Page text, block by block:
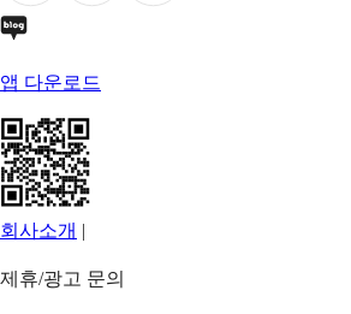
앱 다운로드
회사소개 |
제휴/광고 문의